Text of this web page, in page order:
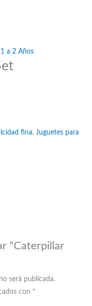
a 2 Años
fina,Juguetes para
“Caterpillar
será publicada.
con *